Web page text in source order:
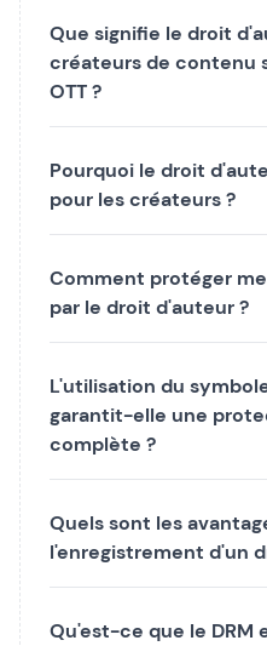
Que signifie le droit
créateurs de contenu
OTT ?
Pourquoi le droit
pour les créateurs ?
Comment protéger
par le droit d'auteur ?
L'utilisation du
garantit-elle une
complète ?
Quels sont les
l'enregistrement d'un
Qu'est-ce que le DRM